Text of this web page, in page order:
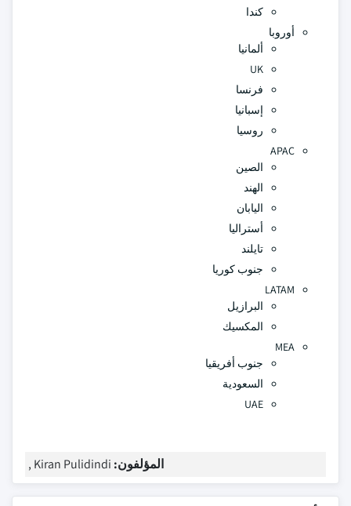
كندا
أوروبا
ألمانيا
UK
فرنسا
إسبانيا
روسيا
APAC
الصين
الهند
اليابان
أستراليا
تايلند
جنوب كوريا
LATAM
البرازيل
المكسيك
MEA
جنوب أفريقيا
السعودية
UAE
المؤلفون: Kiran Pulidindi ,